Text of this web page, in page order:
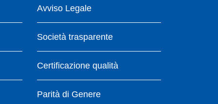
Avviso Legale
Società trasparente
Certificazione qualità
Parità di Genere